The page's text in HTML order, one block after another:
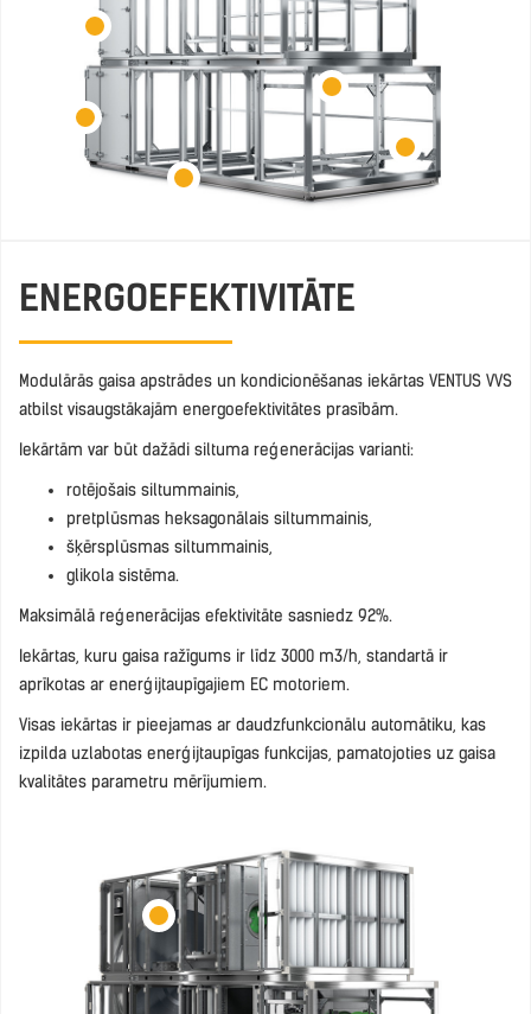
ENERGOEFEKTIVITĀTE
Modulārās gaisa apstrādes un kondicionēšanas iekārtas VENTUS VVS
atbilst visaugstākajām energoefektivitātes prasībām.
Iekārtām var būt dažādi siltuma reģenerācijas varianti:
rotējošais siltummainis,
pretplūsmas heksagonālais siltummainis,
šķērsplūsmas siltummainis,
glikola sistēma.
Maksimālā reģenerācijas efektivitāte sasniedz 92%.
Iekārtas, kuru gaisa ražīgums ir līdz 3000 m3/h, standartā ir
aprīkotas ar enerģijtaupīgajiem EC motoriem.
Visas iekārtas ir pieejamas ar daudzfunkcionālu automātiku, kas
izpilda uzlabotas enerģijtaupīgas funkcijas, pamatojoties uz gaisa
kvalitātes parametru mērījumiem.